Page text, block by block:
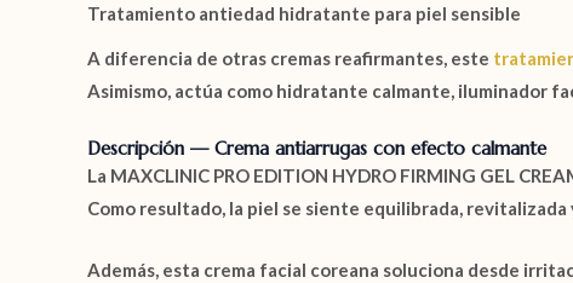
Tratamiento antiedad hidratante para piel sensible
A diferencia de otras cremas reafirmantes, este
Asimismo, actúa como hidratante calmante, iluminador
Descripción — Crema antiarrugas con efecto calmante
La MAXCLINIC PRO EDITION HYDRO FIRMING GEL
Como resultado, la piel se siente equilibrada,
Además, esta crema facial coreana soluciona desde